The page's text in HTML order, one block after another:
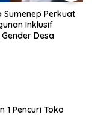
Sumenep Perkuat
Inklusif
Desa
1 Pencuri Toko